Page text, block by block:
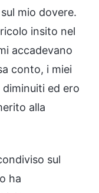
mio dovere.
insito nel
accadevano
conto, i miei
ed ero
alla
sul
ha